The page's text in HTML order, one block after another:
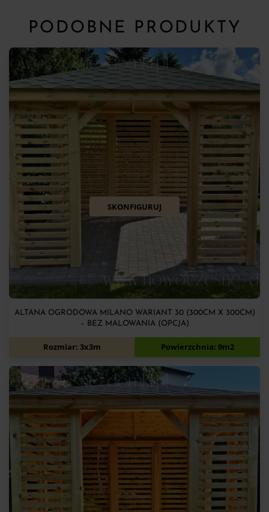
PODOBNE PRODUKTY
SKONFIGURUJ
ALTANA OGRODOWA MILANO WARIANT 30 (300CM X 300CM)
– BEZ MALOWANIA (OPCJA)
4 990zł
Rozmiar: 3x3m Powierzchnia: 9m2